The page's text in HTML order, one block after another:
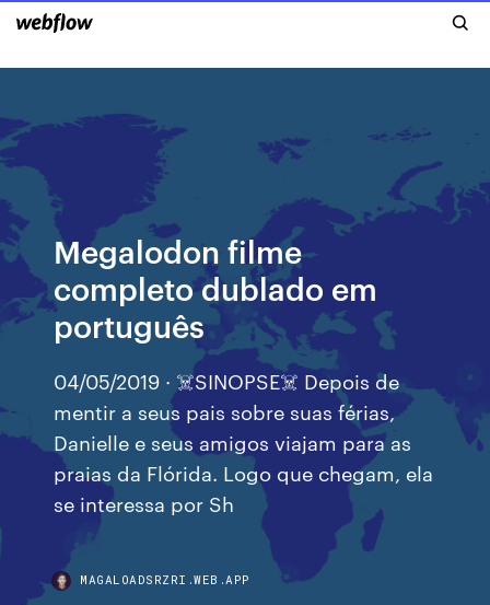
Megalodon filme
completo dublado em
português
04/05/2019 · ☠️SINOPSE☠️ Depois de
mentir a seus pais sobre suas férias,
Danielle e seus amigos viajam para as
praias da Flórida. Logo que chegam, ela
se interessa por Sh
MAGALOADSRZRI.WEB.APP